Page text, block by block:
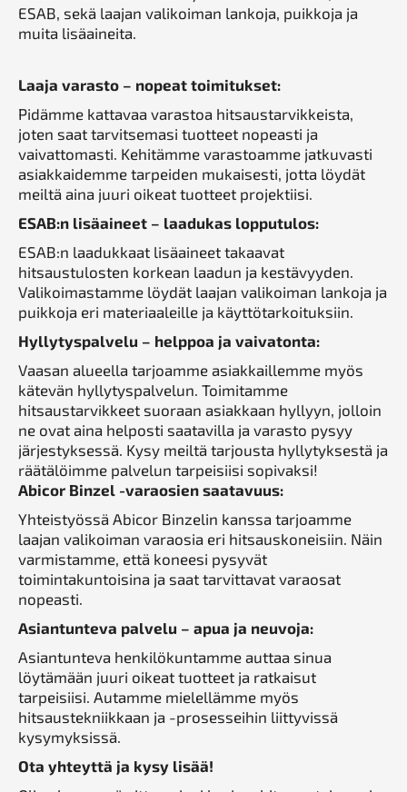
ESAB, sekä laajan valikoiman lankoja, puikkoja ja
muita lisäaineita.
Laaja varasto – nopeat toimitukset:
Pidämme kattavaa varastoa hitsaustarvikkeista,
joten saat tarvitsemasi tuotteet nopeasti ja
vaivattomasti. Kehitämme varastoamme jatkuvasti
asiakkaidemme tarpeiden mukaisesti, jotta löydät
meiltä aina juuri oikeat tuotteet projektiisi.
ESAB:n lisäaineet – laadukas lopputulos:
ESAB:n laadukkaat lisäaineet takaavat
hitsaustulosten korkean laadun ja kestävyyden.
Valikoimastamme löydät laajan valikoiman lankoja ja
puikkoja eri materiaaleille ja käyttötarkoituksiin.
Hyllytyspalvelu – helppoa ja vaivatonta:
Vaasan alueella tarjoamme asiakkaillemme myös
kätevän hyllytyspalvelun. Toimitamme
hitsaustarvikkeet suoraan asiakkaan hyllyyn, jolloin
ne ovat aina helposti saatavilla ja varasto pysyy
järjestyksessä. Kysy meiltä tarjousta hyllytyksestä ja
räätälöimme palvelun tarpeisiisi sopivaksi!
Abicor Binzel -varaosien saatavuus:
Yhteistyössä Abicor Binzelin kanssa tarjoamme
laajan valikoiman varaosia eri hitsauskoneisiin. Näin
varmistamme, että koneesi pysyvät
toimintakuntoisina ja saat tarvittavat varaosat
nopeasti.
Asiantunteva palvelu – apua ja neuvoja:
Asiantunteva henkilökuntamme auttaa sinua
löytämään juuri oikeat tuotteet ja ratkaisut
tarpeisiisi. Autamme mielellämme myös
hitsaustekniikkaan ja -prosesseihin liittyvissä
kysymyksissä.
Ota yhteyttä ja kysy lisää!